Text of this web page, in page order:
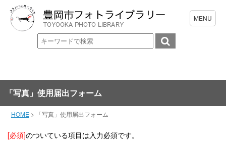
「写真」使用届出フォーム
HOME > 「写真」使用届出フォーム
[必須]のついている項目は入力必須です。